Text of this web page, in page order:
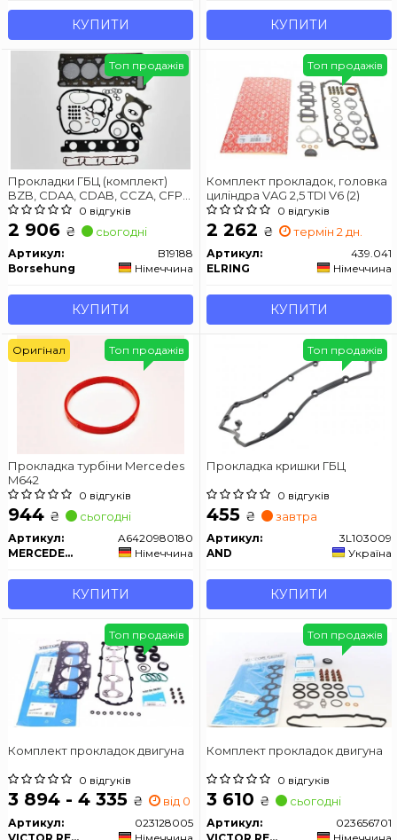
КУПИТИ КУПИТИ
Прокладки ГБЦ (комплект)
BZB, CDAA, CDAB, CCZA, CFPA,
CJKA,
0 відгуків
2 906 ₴ сьогодні
Артикул:
B19188
Borsehung
Німеччина
КУПИТИ
Топ продажів
Комплект прокладок, головка
циліндра VAG 2,5 TDI V6 (2)
0 відгуків
2 262 ₴ термін 2 дн.
Артикул:
439.041
ELRING
Німеччина
КУПИТИ
Топ продажів
Прокладка турбіни Mercedes
M642
0 відгуків
944 ₴ сьогодні
Артикул:
A6420980180
MERCEDES-BENZ
Німеччина
КУПИТИ
Топ продажів
Оригінал
Прокладка кришки ГБЦ
0 відгуків
455 ₴ завтра
Артикул:
3L103009
AND
Україна
КУПИТИ
Топ продажів
Комплект прокладок двигуна
0 відгуків
3 894 - 4 335 ₴ від 0 дн.
Артикул:
023128005
Топ продажів
Комплект прокладок двигуна
0 відгуків
3 610 ₴ сьогодні
Артикул:
023656701
Топ продажів